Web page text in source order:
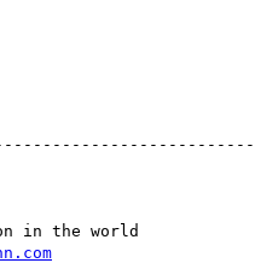
in the world